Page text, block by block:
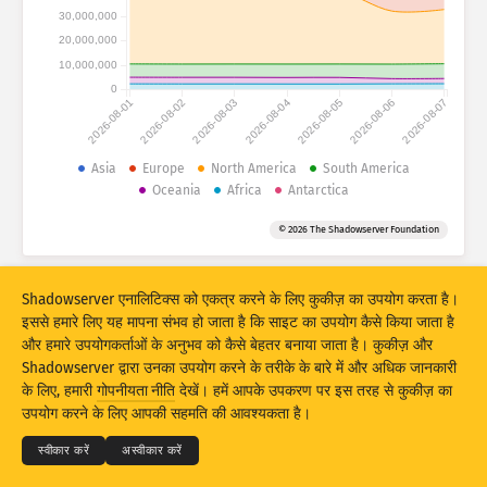
हमले के आँकड़े: डिवाइसेज़
सहायता
नवीनतम रूप दें रीसेट करें
PNG के रूप में डाउनलोड करें
2026-08-01 2026-08-02 2026-08-03 2026-08-04 2026-08-05 2026-08-06 2026-08-07
0
10,000,000
20,000,000
30,000,000
Asia Europe North America
South America
Oceania
Africa Antarctica
© 2026 The Shadowserver Foundation
© 2026THE SHADOWSERVER FOUNDATION
गोपनीयता एवं शर्तें
हमसे संपर्क करें क्रेडिट्स
Shadowserver एनालिटिक्स को एकत्र करने के लिए कुकीज़ का उपयोग करता है।
इससे हमारे लिए यह मापना संभव हो जाता है कि साइट का उपयोग कैसे किया जाता है
और हमारे उपयोगकर्ताओं के अनुभव को कैसे बेहतर बनाया जाता है। कुकीज़ और
Shadowserver द्वारा उनका उपयोग करने के तरीके के बारे में और अधिक जानकारी
के लिए, हमारीगोपनीयता नीति देखें। हमें आपके उपकरण पर इस तरह से कुकीज़ का
उपयोग करने के लिए आपकी सहमति की आवश्यकता है।
स्वीकार करें अस्वीकार करें